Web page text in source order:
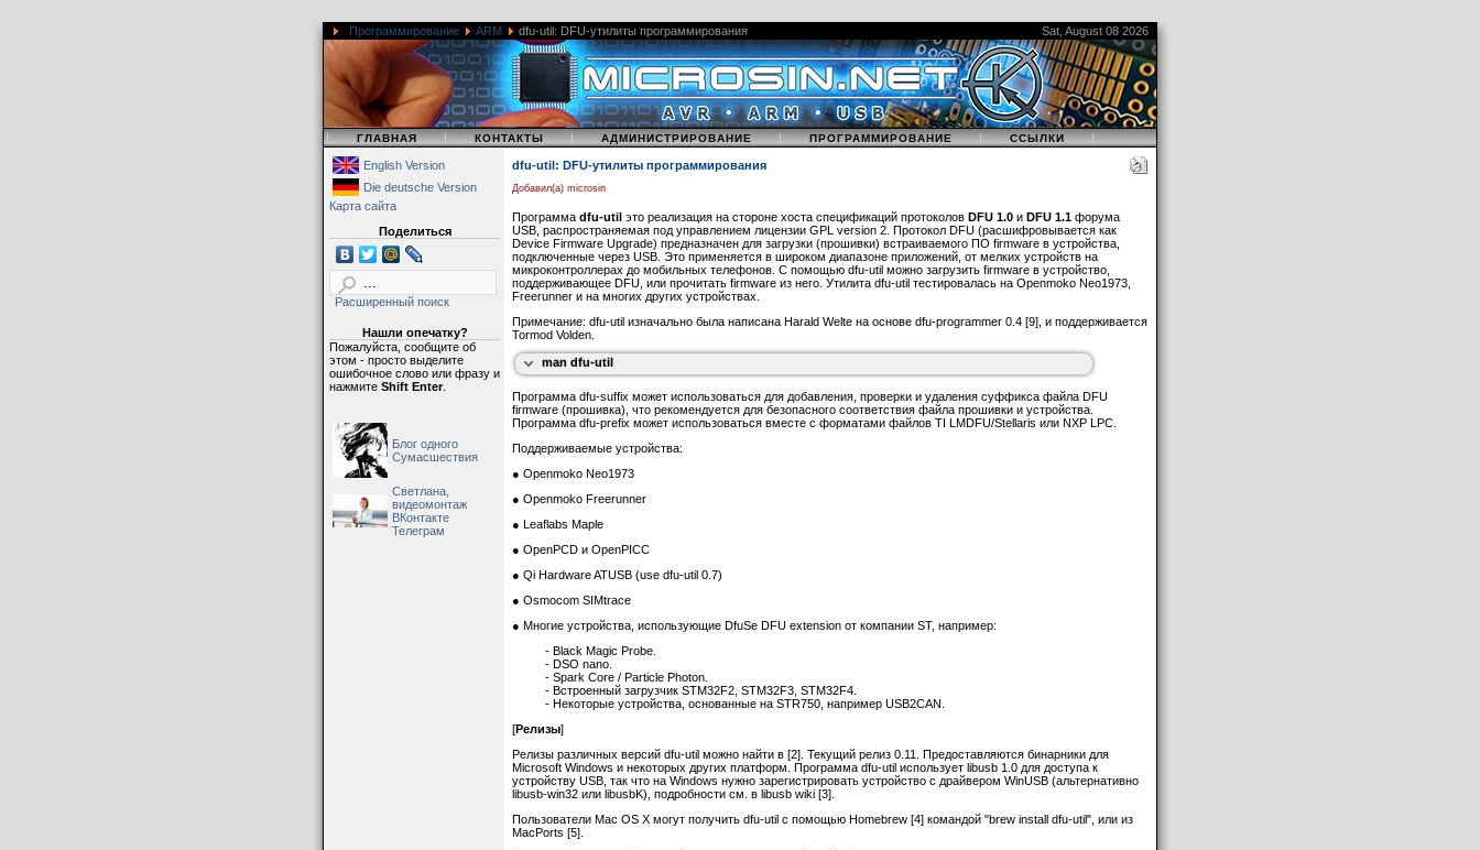
Программирование ARM dfu-util: DFU-утилиты программирования Sat, August 08 2026
| ГЛАВНАЯ | КОНТАКТЫ | АДМИНИСТРИРОВАНИЕ | ПРОГРАММИРОВАНИЕ | ССЫЛКИ |
English Version
Die deutsche Version
Карта сайта
Поделиться
Расширенный поиск
Нашли опечатку?
Пожалуйста, сообщите об
этом - просто выделите
ошибочное слово или фразу и
нажмите Shift Enter.
Блог одного
Сумасшествия
Светлана,
видеомонтаж
ВКонтакте
Телеграм
dfu-util: DFU-утилиты программирования
Добавил(а) microsin
Программа dfu-util это реализация на стороне хоста спецификаций протоколов DFU 1.0 и DFU 1.1 форума
USB, распространяемая под управлением лицензии GPL version 2. Протокол DFU (расшифровывается как
Device Firmware Upgrade) предназначен для загрузки (прошивки) встраиваемого ПО firmware в устройства,
подключенные через USB. Это применяется в широком диапазоне приложений, от мелких устройств на
микроконтроллерах до мобильных телефонов. С помощью dfu-util можно загрузить firmware в устройство,
поддерживающее DFU, или прочитать firmware из него. Утилита dfu-util тестировалась на Openmoko Neo1973,
Freerunner и на многих других устройствах.
Примечание: dfu-util изначально была написана Harald Welte на основе dfu-programmer 0.4 [9], и поддерживается
Tormod Volden.
man dfu-util
Прошивка двоичного файла в память устройства по адресу 0x8004000, с запросом выхода из DFU mode:
$ dfu-util -a 0 -s 0x08004000:leave -D /path/to/image.bin
О найденных ошибка сообщайте в баг-трекер dfu-util, http://sourceforge.net/p/dfu-util/tickets/. Для получения
дополнительной информации, отправляемой в баг-репорте, используйте опцию --verbose (при
необходимости с повторениями).
weston_schmidt@yahoo.com> и Harald Welte < hwelte@hmw-consulting.de>. Со временем была добавлена
полная поддержка DFU 1.0, DFU 1.1 и DfuSe ("1.1a").
[Лицензия]
dfu-util защищена GNU General Public License (GPL), версии 2 или более свежей.
Эта man-страничка была написана Uwe Hermann < uwe@hermann-uwe.de>, и сейчас является частью
Программа dfu-suffix может использоваться для добавления, проверки и удаления суффикса файла DFU
firmware (прошивка), что рекомендуется для безопасного соответствия файла прошивки и устройства.
Программа dfu-prefix может использоваться вместе с форматами файлов TI LMDFU/Stellaris или NXP LPC.
Поддерживаемые устройства:
● Openmoko Neo1973
● Openmoko Freerunner
● Leaflabs Maple
● OpenPCD и OpenPICC
● Qi Hardware ATUSB (use dfu-util 0.7)
● Osmocom SIMtrace
● Многие устройства, использующие DfuSe DFU extension от компании ST, например:
- Black Magic Probe.
- DSO nano.
- Spark Core / Particle Photon.
- Встроенный загрузчик STM32F2, STM32F3, STM32F4.
- Некоторые устройства, основанные на STR750, например USB2CAN.
[Релизы]
Релизы различных версий dfu-util можно найти в [2]. Текущий релиз 0.11. Предоставляются бинарники для
Microsoft Windows и некоторых других платформ. Программа dfu-util использует libusb 1.0 для доступа к
устройству USB, так что на Windows нужно зарегистрировать устройство с драйвером WinUSB (альтернативно
libusb-win32 или libusbK), подробности см. в libusb wiki [3].
Пользователи Mac OS X могут получить dfu-util с помощью Homebrew [4] командой "brew install dfu-util", или из
MacPorts [5].